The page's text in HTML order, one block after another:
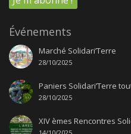
Événements
Marché Solidari’Terre
28/10/2025
Paniers Solidari’Terre
28/10/2025
XIV èmes Rencontres